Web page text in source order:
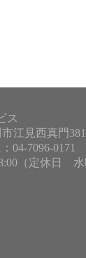
ス
江見西真門
04-7096-0171
（定休日 水
SERVICE